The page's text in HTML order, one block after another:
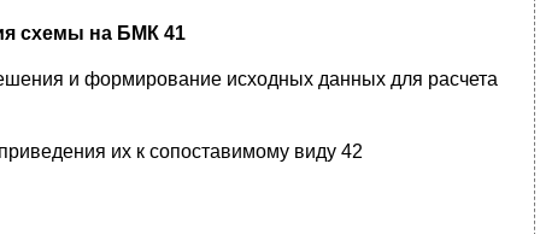
схемы на БМК 41
и формирование исходных данных для расчета
их к сопоставимому виду 42